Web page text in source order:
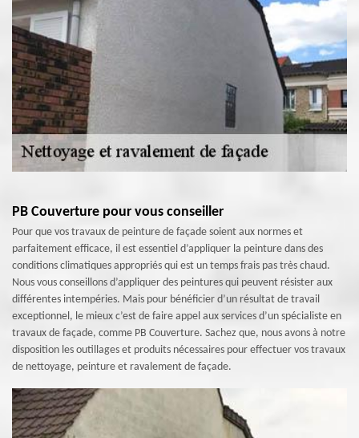
PB Couverture pour vous conseiller
Pour que vos travaux de peinture de façade soient aux normes et
parfaitement efficace, il est essentiel d’appliquer la peinture dans des
conditions climatiques appropriés qui est un temps frais pas très chaud.
Nous vous conseillons d’appliquer des peintures qui peuvent résister aux
différentes intempéries. Mais pour bénéficier d’un résultat de travail
exceptionnel, le mieux c’est de faire appel aux services d’un spécialiste en
travaux de façade, comme PB Couverture. Sachez que, nous avons à notre
disposition les outillages et produits nécessaires pour effectuer vos travaux
de nettoyage, peinture et ravalement de façade.